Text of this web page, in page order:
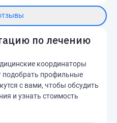
по лечению
координаторы
подобрать профильные
с вами, чтобы обсудить
и узнать стоимость